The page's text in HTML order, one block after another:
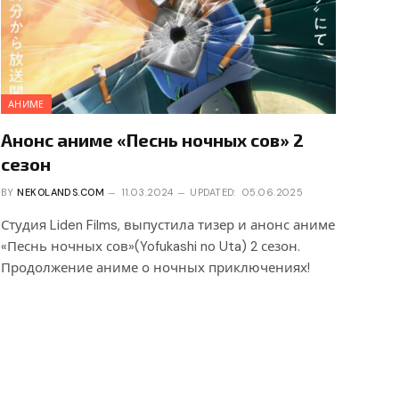
АНИМЕ
Анонс аниме «Песнь ночных сов» 2
сезон
BY NEKOLANDS.COM 11.03.2024 UPDATED: 05.06.2025
Студия Liden Films, выпустила тизер и анонс аниме
«Песнь ночных сов»(Yofukashi no Uta) 2 сезон.
Продолжение аниме о ночных приключениях!